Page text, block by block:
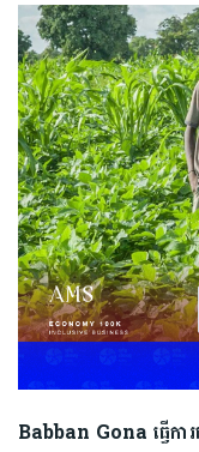
Babban Gona ធ្វើកា